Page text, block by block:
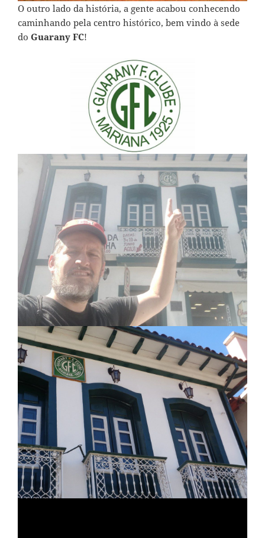
O outro lado da história, a gente acabou conhecendo
caminhando pela centro histórico, bem vindo à sede
do Guarany FC!